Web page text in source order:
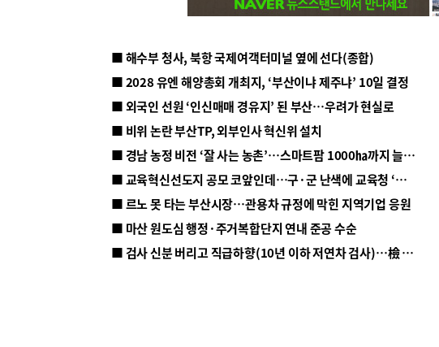
■ 해수부 청사, 북항 국제여객터미널 옆에 선다(종합)
■ 2028 유엔 해양총회 개최지, ‘부산이냐 제주냐’ 10일 결정
■ 외국인 선원 ‘인신매매 경유지’ 된 부산…우려가 현실로
■ 비위 논란 부산TP, 외부인사 혁신위 설치
■ 경남 농정 비전 ‘잘 사는 농촌’…스마트팜 1000㏊까지 늘린다
■ 교육혁신선도지 공모 코앞인데…구·군 난색에 교육청 ‘쩔쩔’
■ 르노 못 타는 부산시장…관용차 규정에 막힌 지역기업 응원
■ 마산 원도심 행정·주거복합단지 연내 준공 수순
■ 검사 신분 버리고 직급하향(10년 이하 저연차 검사)…檢 중수청행 기피